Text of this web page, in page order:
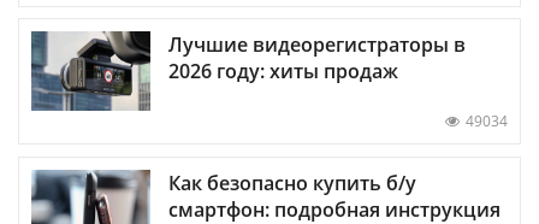
Лучшие видеорегистраторы в
2026 году: хиты продаж
49034
Как безопасно купить б/у
смартфон: подробная инструкция